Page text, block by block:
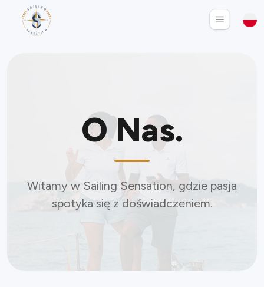
O Nas.
Witamy w Sailing Sensation, gdzie pasja
spotyka się z doświadczeniem.